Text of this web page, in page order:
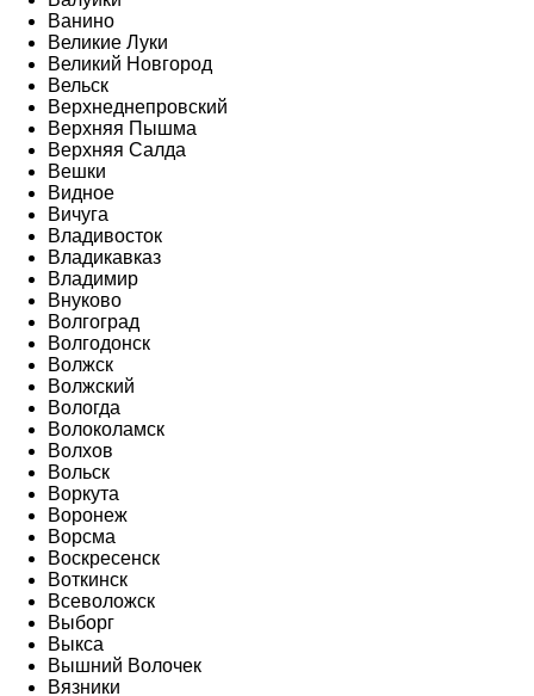
Ванино
Великие Луки
Великий Новгород
Вельск
Верхнеднепровский
Верхняя Пышма
Верхняя Салда
Вешки
Видное
Вичуга
Владивосток
Владикавказ
Владимир
Внуково
Волгоград
Волгодонск
Волжск
Волжский
Вологда
Волоколамск
Волхов
Вольск
Воркута
Воронеж
Ворсма
Воскресенск
Воткинск
Всеволожск
Выборг
Выкса
Вышний Волочек
Вязники